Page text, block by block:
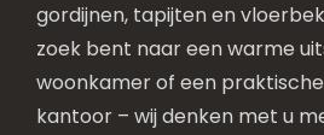
gordijnen, tapijten en
zoek bent naar een warme
woonkamer of een
kantoor – wij denken met u